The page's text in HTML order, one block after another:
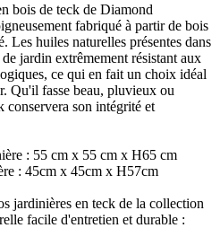
bois de teck de Diamond
fabriqué à partir de bois
Les huiles naturelles présentes dans
jardin extrêmement résistant aux
ce qui en fait un choix idéal
Qu'il fasse beau, pluvieux ou
conservera son intégrité et
: 55 cm x 55 cm x H65 cm
: 45cm x 45cm x H57cm
jardinières en teck de la collection
facile d'entretien et durable :